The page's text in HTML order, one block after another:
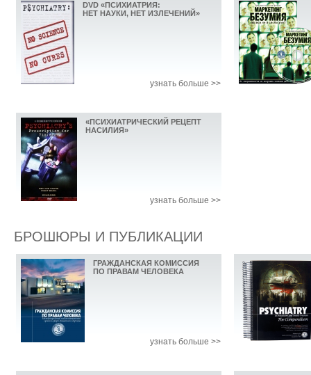
DVD «ПСИХИАТРИЯ:
НЕТ НАУКИ, НЕТ ИЗЛЕЧЕНИЙ»
узнать больше >>
«ПСИХИАТРИЧЕСКИЙ РЕЦЕПТ
НАСИЛИЯ»
узнать больше >>
БРОШЮРЫ И ПУБЛИКАЦИИ
ГРАЖДАНСКАЯ КОМИССИЯ
ПО ПРАВАМ ЧЕЛОВЕКА
узнать больше >>